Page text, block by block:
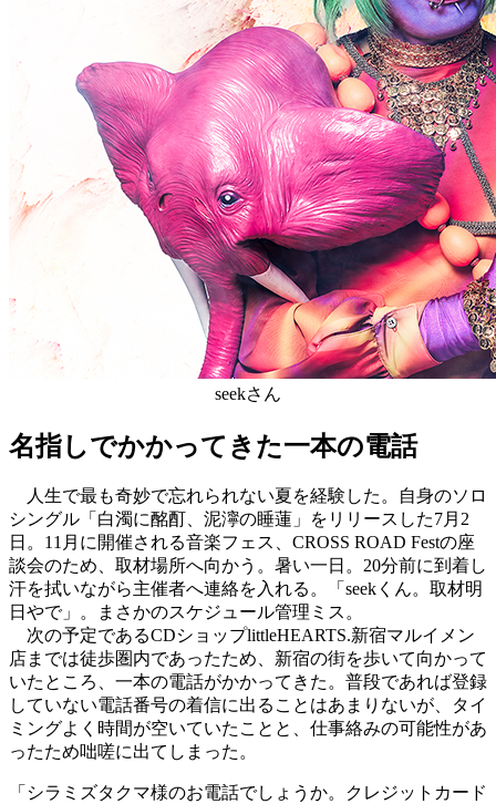
seekさん
名指しでかかってきた一本の電話
人生で最も奇妙で忘れられない夏を経験した。自身のソロ
シングル「白濁に酩酊、泥濘の睡蓮」をリリースした7月2
日。11月に開催される音楽フェス、CROSS ROAD Festの座
談会のため、取材場所へ向かう。暑い一日。20分前に到着し
汗を拭いながら主催者へ連絡を入れる。「seekくん。取材明
日やで」。まさかのスケジュール管理ミス。
次の予定であるCDショップlittleHEARTS.新宿マルイメン
店までは徒歩圏内であったため、新宿の街を歩いて向かって
いたところ、一本の電話がかかってきた。普段であれば登録
していない電話番号の着信に出ることはあまりないが、タイ
ミングよく時間が空いていたことと、仕事絡みの可能性があ
ったため咄嗟に出てしまった。
「シラミズタクマ様のお電話でしょうか。クレジットカード